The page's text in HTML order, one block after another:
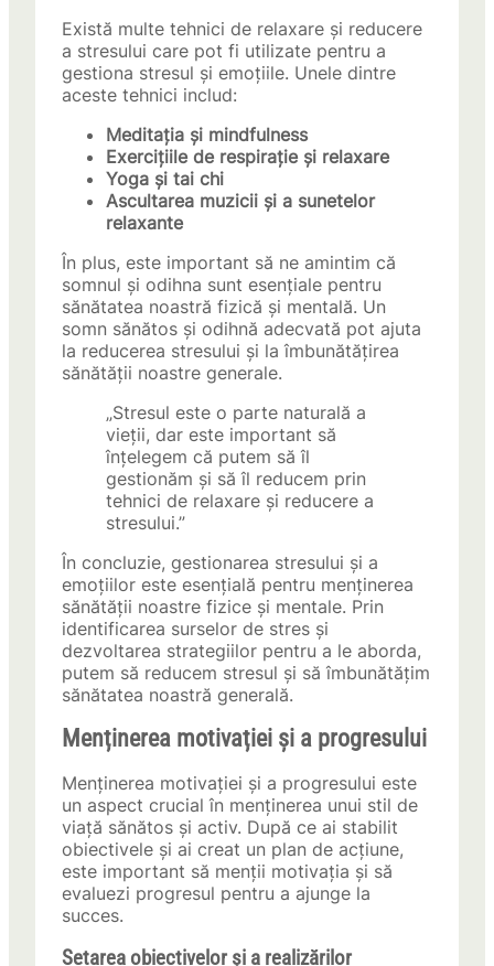
Există multe tehnici de relaxare și reducere
a stresului care pot fi utilizate pentru a
gestiona stresul și emoțiile. Unele dintre
aceste tehnici includ:
Meditația și mindfulness
Exercițiile de respirație și relaxare
Yoga și tai chi
Ascultarea muzicii și a sunetelor
relaxante
În plus, este important să ne amintim că
somnul și odihna sunt esențiale pentru
sănătatea noastră fizică și mentală. Un
somn sănătos și odihnă adecvată pot ajuta
la reducerea stresului și la îmbunătățirea
sănătății noastre generale.
„Stresul este o parte naturală a
vieții, dar este important să
înțelegem că putem să îl
gestionăm și să îl reducem prin
tehnici de relaxare și reducere a
stresului.”
În concluzie, gestionarea stresului și a
emoțiilor este esențială pentru menținerea
sănătății noastre fizice și mentale. Prin
identificarea surselor de stres și
dezvoltarea strategiilor pentru a le aborda,
putem să reducem stresul și să îmbunătățim
sănătatea noastră generală.
Menținerea motivației și a progresului
Menținerea motivației și a progresului este
un aspect crucial în menținerea unui stil de
viață sănătos și activ. După ce ai stabilit
obiectivele și ai creat un plan de acțiune,
este important să menții motivația și să
evaluezi progresul pentru a ajunge la
succes.
Setarea obiectivelor și a realizărilor